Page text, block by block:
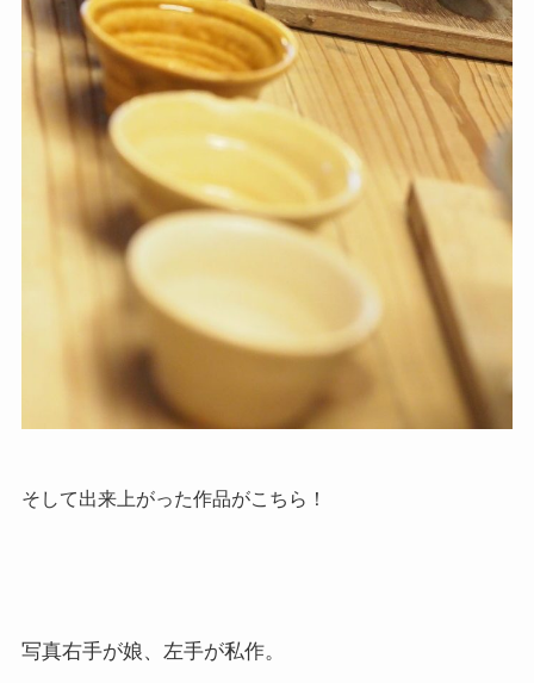
そして出来上がった作品がこちら！
写真右手が娘、左手が私作。